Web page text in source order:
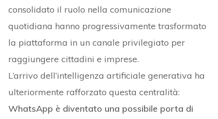
consolidato il ruolo nella comunicazione
quotidiana hanno progressivamente trasformato
la piattaforma in un canale privilegiato per
raggiungere cittadini e imprese.
L’arrivo dell’intelligenza artificiale generativa ha
ulteriormente rafforzato questa centralità:
WhatsApp è diventato una possibile porta di